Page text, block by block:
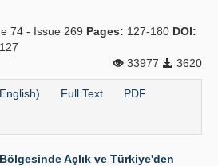
74 - Issue 269 Pages: 127-180 DOI:
33977
3620
Full Text PDF
Açlık ve Türkiye'den